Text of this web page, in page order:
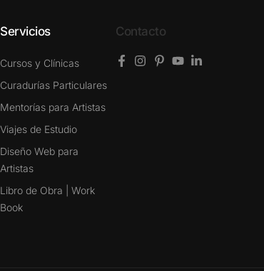
Servicios
Cursos y Clínicas
Curadurías Particulares
Mentorías para Artistas
Viajes de Estudio
Diseño Web para
Artistas
Libro de Obra | Work
Book
Contacto